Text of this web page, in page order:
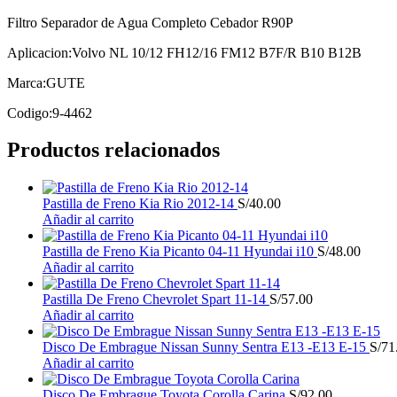
Filtro Separador de Agua Completo Cebador R90P
Aplicacion:Volvo NL 10/12 FH12/16 FM12 B7F/R B10 B12B
Marca:GUTE
Codigo:9-4462
Productos relacionados
Pastilla de Freno Kia Rio 2012-14 S/40.00
Añadir al carrito
Pastilla de Freno Kia Picanto 04-11 Hyundai i10 S/48.00
Añadir al carrito
Pastilla De Freno Chevrolet Spart 11-14 S/57.00
Añadir al carrito
Disco De Embrague Nissan Sunny Sentra E13 -E13 E-15 S/
Añadir al carrito